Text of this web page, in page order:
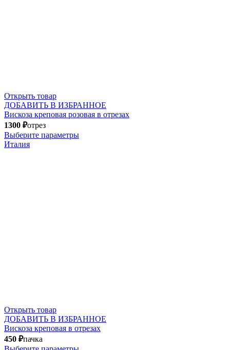
Открыть товар
ДОБАВИТЬ В ИЗБРАННОЕ
Вискоза креповая розовая в отрезах
1300 ₽отрез
Выберите параметры
Италия
Открыть товар
ДОБАВИТЬ В ИЗБРАННОЕ
Вискоза креповая в отрезах
450 ₽пачка